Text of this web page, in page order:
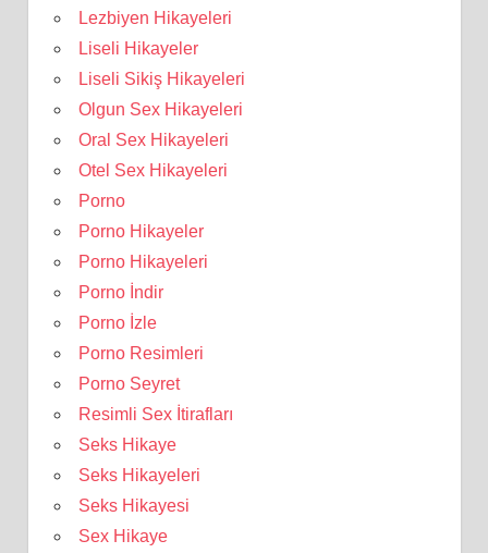
Lezbiyen Hikayeleri
Liseli Hikayeler
Liseli Sikiş Hikayeleri
Olgun Sex Hikayeleri
Oral Sex Hikayeleri
Otel Sex Hikayeleri
Porno
Porno Hikayeler
Porno Hikayeleri
Porno İndir
Porno İzle
Porno Resimleri
Porno Seyret
Resimli Sex İtirafları
Seks Hikaye
Seks Hikayeleri
Seks Hikayesi
Sex Hikaye